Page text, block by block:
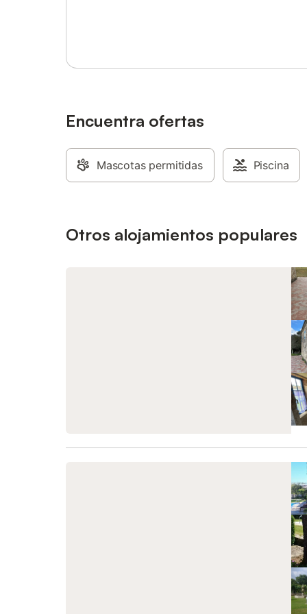
Encuentra ofertas
Mascotas permitidas Piscina
Otros alojamientos populares